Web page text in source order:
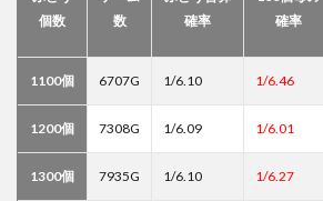
個数
数
確率
確率
1100個 6707G 1/6.10 1/6.46
1200個 7308G 1/6.09 1/6.01
1300個 7935G 1/6.10 1/6.27